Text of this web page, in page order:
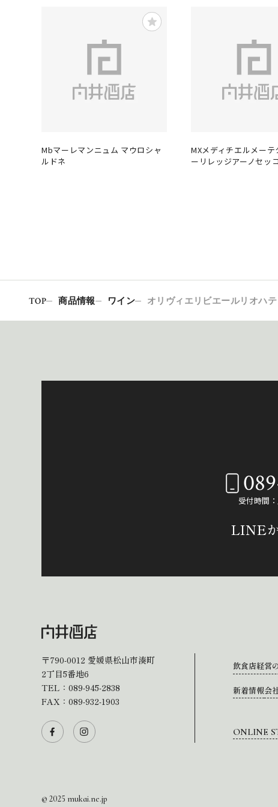
Mbマーレマンニュム マウロシャ
ルドネ
MXメディチエルメーテ
ーリレッジアーノセッ
TOP 商品情報 ワイン オリヴィエリビエールリオハ
受付時間
LINE
〒790-0012 愛媛県松山市湊町
2丁目5番地6
TEL： 089-945-2838
FAX：089-932-1903
飲食店経営
新着情報会
ONLINE
© 2025 mukai.ne.jp